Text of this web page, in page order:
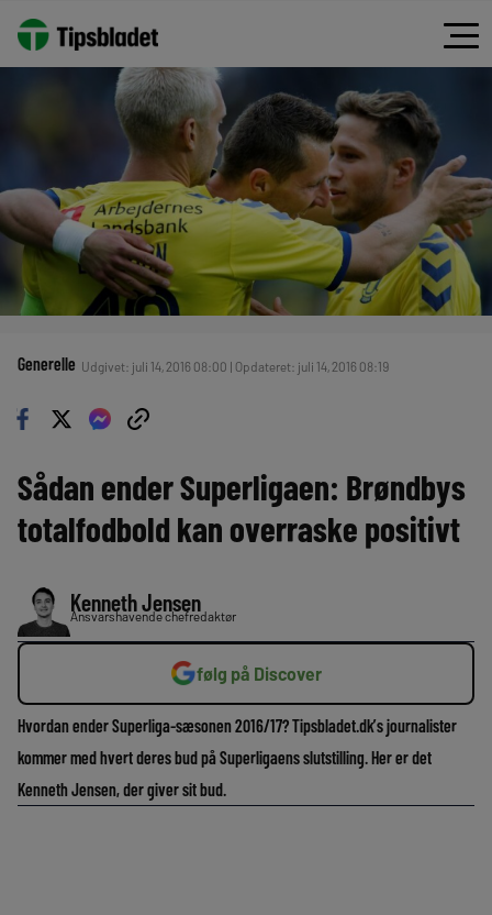
Generelle Udgivet: juli 14, 2016 08:00 | Opdateret: juli 14, 2016 08:19
Sådan ender Superligaen: Brøndbys
totalfodbold kan overraske positivt
Kenneth Jensen
Ansvarshavende chefredaktør
følg på Discover
Hvordan ender Superliga-sæsonen 2016/17? Tipsbladet.dk’s journalister
kommer med hvert deres bud på Superligaens slutstilling. Her er det
Kenneth Jensen, der giver sit bud.